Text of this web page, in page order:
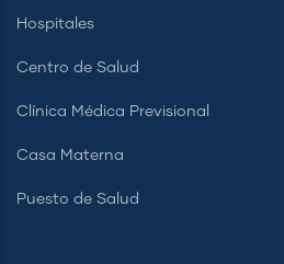
Hospitales
Centro de Salud
Clínica Médica Previsional
Casa Materna
Puesto de Salud